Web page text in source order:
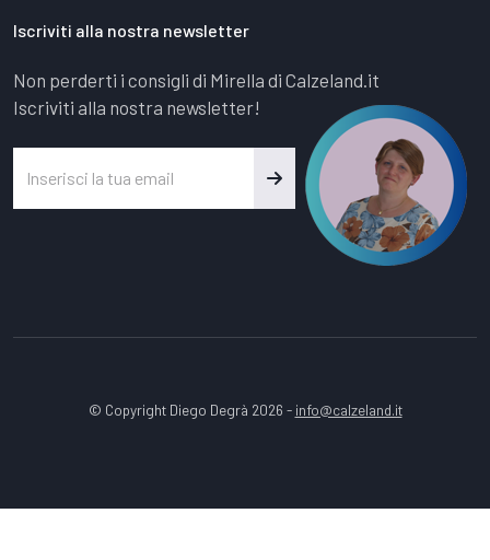
Iscriviti alla nostra newsletter
Non perderti i consigli di Mirella di Calzeland.it
Iscriviti alla nostra newsletter!
© Copyright Diego Degrà 2026 - info@calzeland.it